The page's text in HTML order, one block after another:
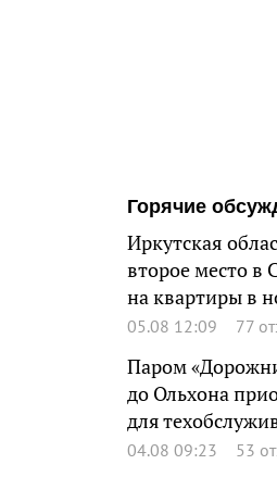
Горячие
Иркутская
второе место в
на квартиры в
05.08 12:09 77
Паром
до Ольхона
для
04.08 09:23 53